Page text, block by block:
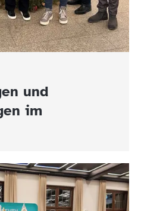
und
im